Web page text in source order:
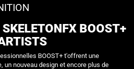
BOOST+
BOOST+ t'offrent une
un nouveau design et encore plus de